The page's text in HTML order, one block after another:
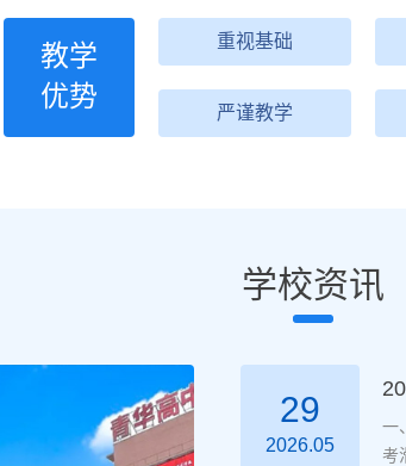
教学
优势
重视基础
严谨教学
学校资讯
29
2026.05
一
考